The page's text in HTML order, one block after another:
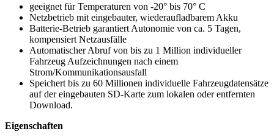
geeignet für Temperaturen von -20° bis 70° C
Netzbetrieb mit eingebauter, wiederaufladbarem Akku
Batterie-Betrieb garantiert Autonomie von ca. 5 Tagen,
kompensiert Netzausfälle
Automatischer Abruf von bis zu 1 Million individueller
Fahrzeug Aufzeichnungen nach einem
Strom/Kommunikationsausfall
Speichert bis zu 60 Millionen individuelle Fahrzeugdatensätze
auf der eingebauten SD-Karte zum lokalen oder entfernten
Download.
Eigenschaften